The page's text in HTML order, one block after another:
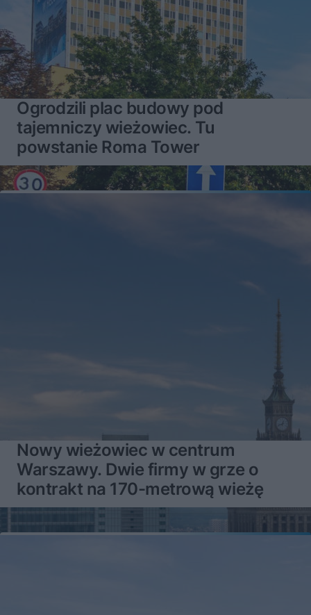
Ogrodzili plac budowy pod
tajemniczy wieżowiec. Tu
powstanie Roma Tower
Nowy wieżowiec w centrum
Warszawy. Dwie firmy w grze o
kontrakt na 170-metrową wieżę